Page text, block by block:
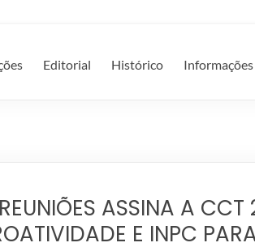
Editorial Histórico Informações
ASSINA A
E INPC